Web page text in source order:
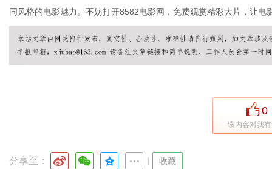
同风格的电影魅力。不妨打开8582电影网，免费观赏精彩大片，让电
0
该内容对我
分享至： 收藏